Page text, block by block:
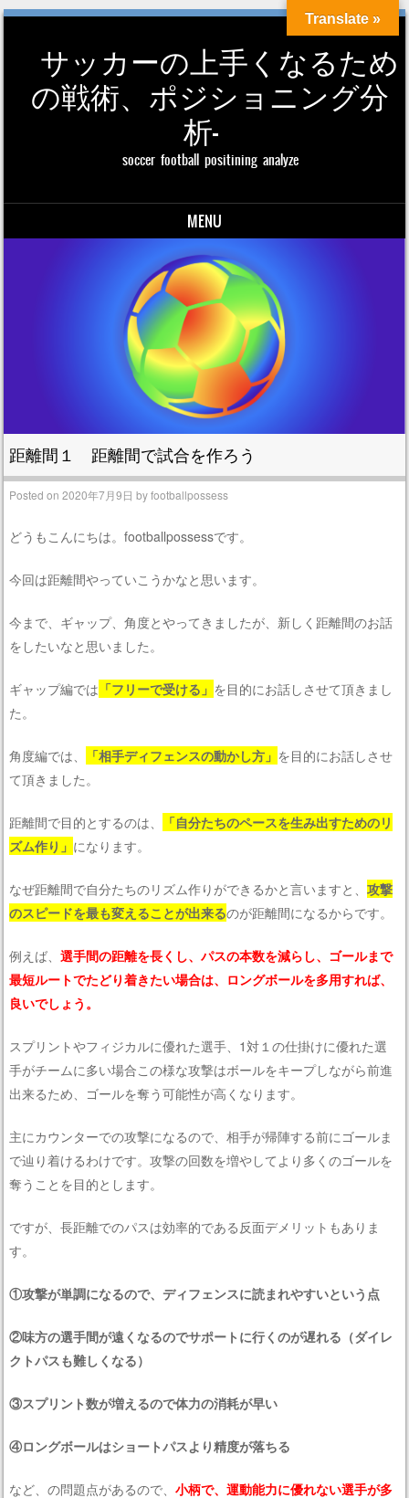
サッカーの上手くなるため
の戦術、ポジショニング分
析-
soccer football positining analyze
MENU
距離間１ 距離間で試合を作ろう
Posted on2020年7月9日 byfootballpossess
どうもこんにちは。footballpossessです。
今回は距離間やっていこうかなと思います。
今まで、ギャップ、角度とやってきましたが、新しく距離間のお話
をしたいなと思いました。
ギャップ編では 「フリーで受ける」 を目的にお話しさせて頂きまし
た。
角度編では、 「相手ディフェンスの動かし方」 を目的にお話しさせ
て頂きました。
距離間で目的とするのは、
「自分たちのペースを生み出すためのリ
ズム作り」 になります。
なぜ距離間で自分たちのリズム作りができるかと言いますと、攻撃
のスピードを最も変えることが出来るのが距離間になるからです。
例えば、選手間の距離を長くし、パスの本数を減らし、ゴールまで
最短ルートでたどり着きたい場合は、ロングボールを多用すれば、
良いでしょう。
スプリントやフィジカルに優れた選手、1対１の仕掛けに優れた選
手がチームに多い場合この様な攻撃はボールをキープしながら前進
出来るため、ゴールを奪う可能性が高くなります。
主にカウンターでの攻撃になるので、相手が帰陣する前にゴールま
で辿り着けるわけです。攻撃の回数を増やしてより多くのゴールを
奪うことを目的とします。
ですが、長距離でのパスは効率的である反面デメリットもありま
す。
①攻撃が単調になるので、ディフェンスに読まれやすいという点
②味方の選手間が遠くなるのでサポートに行くのが遅れる（ダイレ
クトパスも難しくなる）
③スプリント数が増えるので体力の消耗が早い
④ロングボールはショートパスより精度が落ちる
など、の問題点があるので、小柄で、運動能力に優れない選手が多
Translate »